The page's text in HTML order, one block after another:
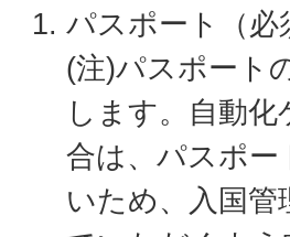
パスポート（必
(注)パスポート
します。自動
合は、パスポ
いため、入国